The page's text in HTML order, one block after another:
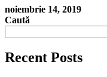
noiembrie 14, 2019
Caută
Recent Posts